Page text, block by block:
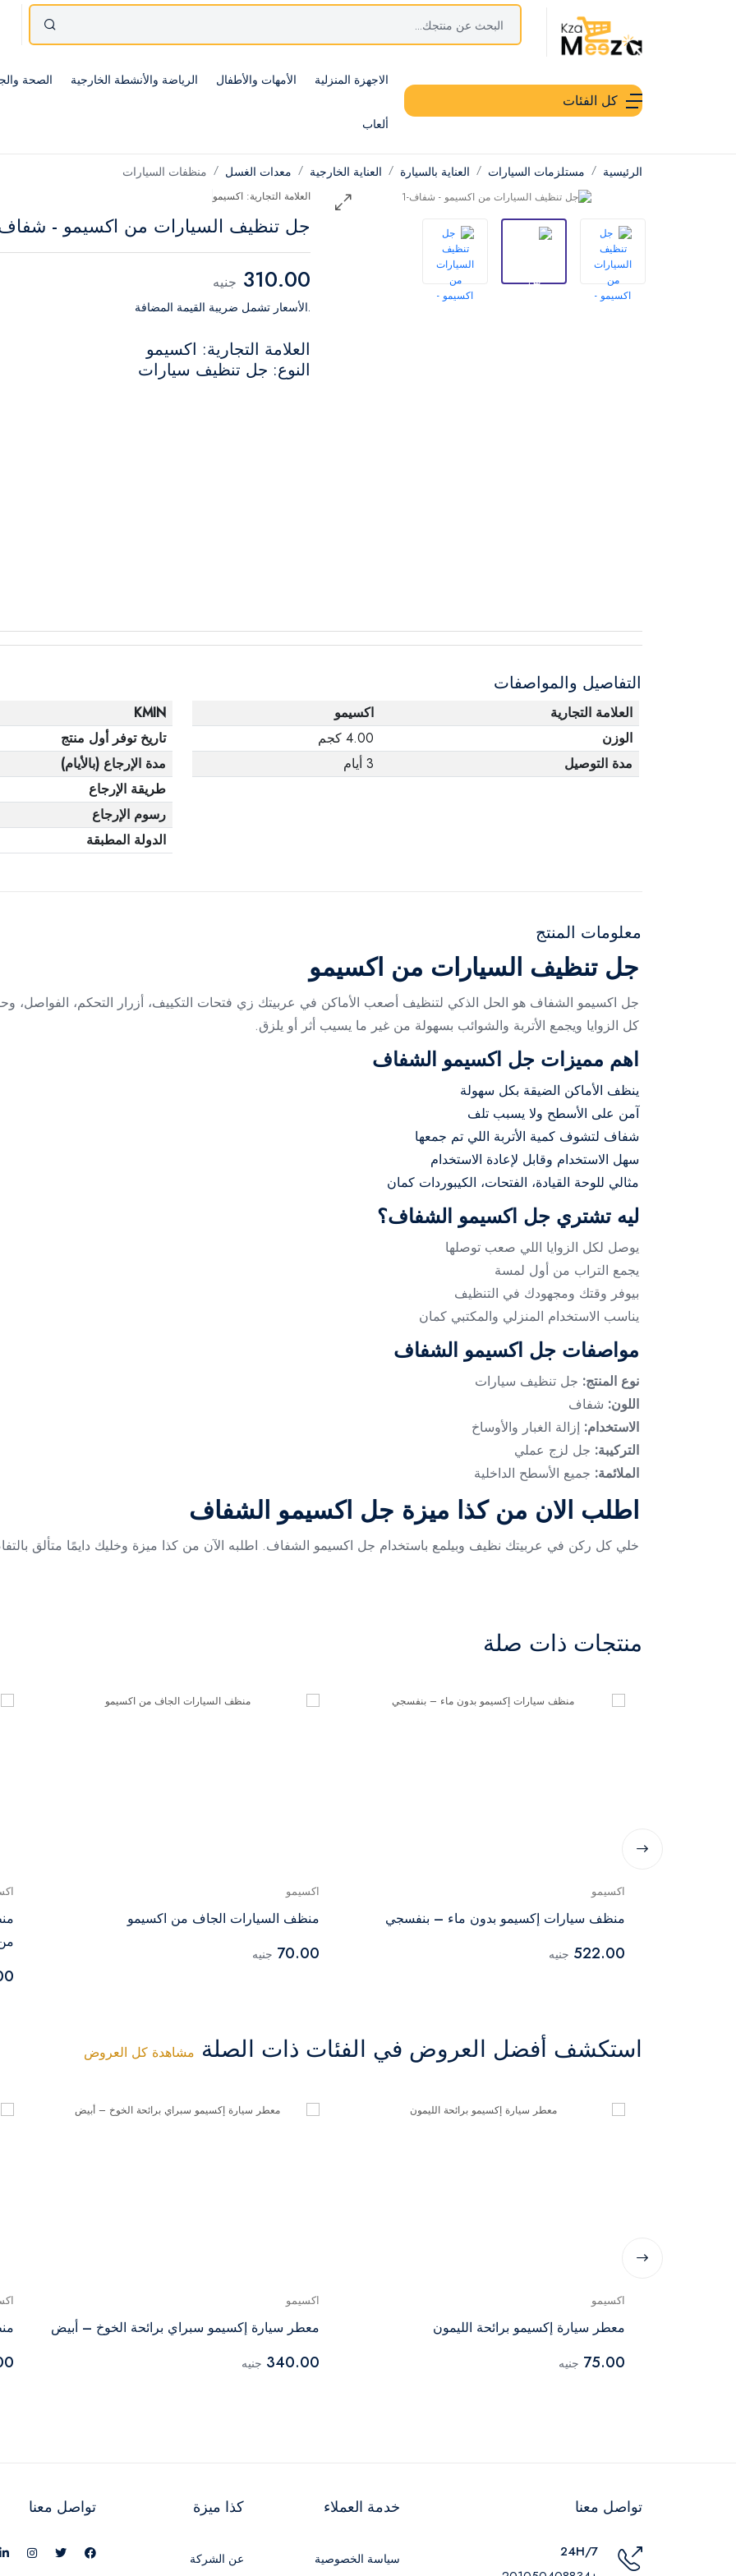
كل الفئات
الاجهزة المنزلية الأمهات والأطفال الرياضة والأنشطة الخارجية الصحة
ألعاب
الرئيسية مستلزمات السيارات العناية بالسيارة العناية الخارجية معدات الغسل منظفات السيارات
العلامة التجارية: اكسيمو
جل تنظيف السيارات من اكسيمو -
310.00 جنيه
.الأسعار تشمل ضريبة القيمة المضافة
العلامة التجارية: اكسيمو
النوع: جل تنظيف سيارات
التفاصيل والمواصفات
العلامة التجارية
اكسيمو
الوزن
4.00 كجم
مدة التوصيل
3 أيام
KMIN
تاريخ توفر أول منتج
مدة الإرجاع (بالأيام)
طريقة الإرجاع
رسوم الإرجاع
الدولة المطبقة
معلومات المنتج
جل تنظيف السيارات من اكسيمو
جل اكسيمو الشفاف هو الحل الذكي لتنظيف أصعب الأماكن في عربيتك زي فتحات التكييف، أزرار التحكم، الفواصل،
كل الزوايا ويجمع الأتربة والشوائب بسهولة من غير ما يسيب أثر أو يلزق.
اهم مميزات جل اكسيمو الشفاف
ينظف الأماكن الضيقة بكل سهولة
آمن على الأسطح ولا يسبب تلف
شفاف لتشوف كمية الأتربة اللي تم جمعها
سهل الاستخدام وقابل لإعادة الاستخدام
مثالي للوحة القيادة، الفتحات، الكيبوردات كمان
ليه تشتري جل اكسيمو الشفاف؟
يوصل لكل الزوايا اللي صعب توصلها
يجمع التراب من أول لمسة
بيوفر وقتك ومجهودك في التنظيف
يناسب الاستخدام المنزلي والمكتبي كمان
مواصفات جل اكسيمو الشفاف
نوع المنتج: جل تنظيف سيارات
اللون: شفاف
الاستخدام: إزالة الغبار والأوساخ
التركيبة: جل لزج عملي
الملائمة: جميع الأسطح الداخلية
اطلب الان من كذا ميزة جل اكسيمو الشفاف
خلي كل ركن في عربيتك نظيف وبيلمع باستخدام جل اكسيمو الشفاف. اطلبه الآن من كذا ميزة وخليك دايمًا متألق
منتجات ذات صلة
اكسيمو
منظف سيارات إكسيمو بدون ماء – بنفسجي
522.00 جنيه
اكسيمو
منظف السيارات الجاف من اكسيمو
70.00 جنيه
استكشف أفضل العروض في الفئات ذات الصلة مشاهدة كل العروض
اكسيمو
معطر سيارة إكسيمو برائحة الليمون
75.00 جنيه
اكسيمو
معطر سيارة إكسيمو سبراي برائحة الخوخ – أبيض
340.00 جنيه
تواصل معنا
24H/7
خدمة العملاء
سياسة الخصوصية
كذا ميزة
عن الشركة
تواصل معنا